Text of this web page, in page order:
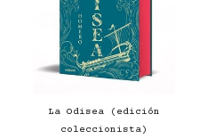
La Odisea (edición
coleccionista)